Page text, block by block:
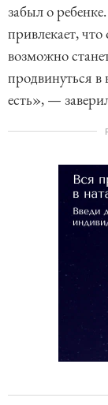
забыл о
привлекает,
возможно
продвинуться в
есть», —